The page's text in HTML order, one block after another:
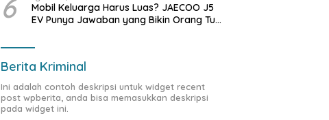
6
Mobil Keluarga Harus Luas? JAECOO J5
EV Punya Jawaban yang Bikin Orang Tua
Berita Kriminal
Ini adalah contoh deskripsi untuk widget recent
post wpberita, anda bisa memasukkan deskripsi
pada widget ini.